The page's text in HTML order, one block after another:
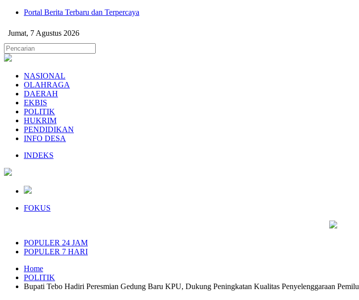
Portal Berita Terbaru dan Terpercaya
Jumat, 7 Agustus 2026
NASIONAL
OLAHRAGA
DAERAH
EKBIS
POLITIK
HUKRIM
PENDIDIKAN
INFO DESA
INDEKS
FOKUS
POPULER 24 JAM
POPULER 7 HARI
Home
POLITIK
Bupati Tebo Hadiri Peresmian Gedung Baru KPU, Dukung Peningkatan Kualitas Penyelenggaraan Pemilu